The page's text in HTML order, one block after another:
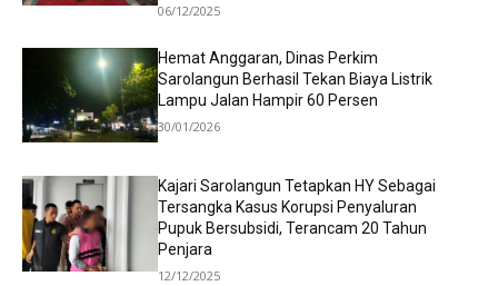
06/12/2025
Hemat Anggaran, Dinas Perkim
Sarolangun Berhasil Tekan Biaya Listrik
Lampu Jalan Hampir 60 Persen
30/01/2026
Kajari Sarolangun Tetapkan HY Sebagai
Tersangka Kasus Korupsi Penyaluran
Pupuk Bersubsidi, Terancam 20 Tahun
Penjara
12/12/2025